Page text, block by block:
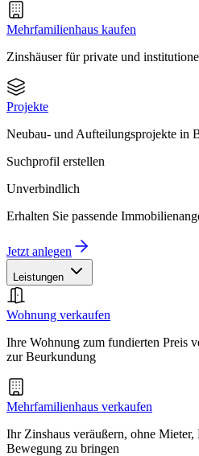
Mehrfamilienhaus kaufen
Zinshäuser für private und
Projekte
Neubau- und Aufteilungsprojekte in
Suchprofil erstellen
Unverbindlich
Erhalten Sie passende
Jetzt anlegen
Leistungen
Wohnung verkaufen
Ihre Wohnung zum fundierten Preis
zur Beurkundung
Mehrfamilienhaus verkaufen
Ihr Zinshaus veräußern, ohne
Bewegung zu bringen